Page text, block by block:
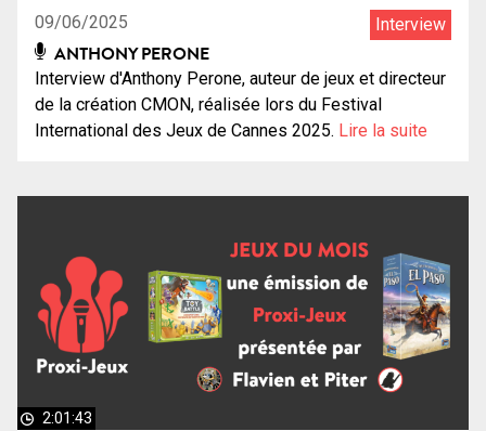
09/06/2025 Interview
ANTHONY PERONE
Interview d'Anthony Perone, auteur de jeux et directeur
de la création CMON, réalisée lors du Festival
International des Jeux de Cannes 2025. Lire la suite
2:01:43